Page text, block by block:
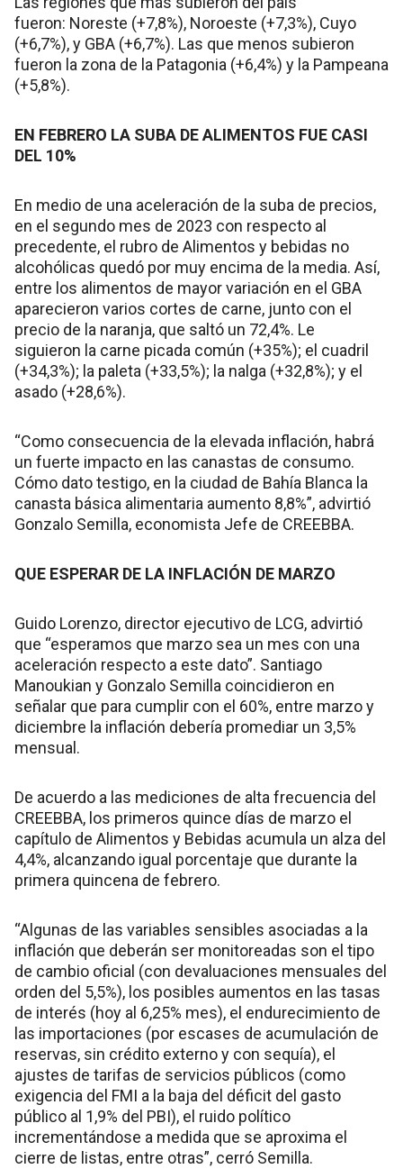
fueron: Noreste (+7,8%), Noroeste (+7,3%), Cuyo
(+6,7%), y GBA (+6,7%). Las que menos subieron
fueron la zona de la Patagonia (+6,4%) y la Pampeana
(+5,8%).
EN FEBRERO LA SUBA DE ALIMENTOS FUE CASI
DEL 10%
En medio de una aceleración de la suba de precios,
en el segundo mes de 2023 con respecto al
precedente, el rubro de Alimentos y bebidas no
alcohólicas quedó por muy encima de la media. Así,
entre los alimentos de mayor variación en el GBA
aparecieron varios cortes de carne, junto con el
precio de la naranja, que saltó un 72,4%. Le
siguieron la carne picada común (+35%); el cuadril
(+34,3%); la paleta (+33,5%); la nalga (+32,8%); y el
asado (+28,6%).
“Como consecuencia de la elevada inflación, habrá
un fuerte impacto en las canastas de consumo.
Cómo dato testigo, en la ciudad de Bahía Blanca la
canasta básica alimentaria aumento 8,8%”, advirtió
Gonzalo Semilla, economista Jefe de CREEBBA.
QUE ESPERAR DE LA INFLACIÓN DE MARZO
Guido Lorenzo, director ejecutivo de LCG, advirtió
que “esperamos que marzo sea un mes con una
aceleración respecto a este dato”. Santiago
Manoukian y Gonzalo Semilla coincidieron en
señalar que para cumplir con el 60%, entre marzo y
diciembre la inflación debería promediar un 3,5%
mensual.
De acuerdo a las mediciones de alta frecuencia del
CREEBBA, los primeros quince días de marzo el
capítulo de Alimentos y Bebidas acumula un alza del
4,4%, alcanzando igual porcentaje que durante la
primera quincena de febrero.
“Algunas de las variables sensibles asociadas a la
inflación que deberán ser monitoreadas son el tipo
de cambio oficial (con devaluaciones mensuales del
orden del 5,5%), los posibles aumentos en las tasas
de interés (hoy al 6,25% mes), el endurecimiento de
las importaciones (por escases de acumulación de
reservas, sin crédito externo y con sequía), el
ajustes de tarifas de servicios públicos (como
exigencia del FMI a la baja del déficit del gasto
público al 1,9% del PBI), el ruido político
incrementándose a medida que se aproxima el
cierre de listas, entre otras”, cerró Semilla.